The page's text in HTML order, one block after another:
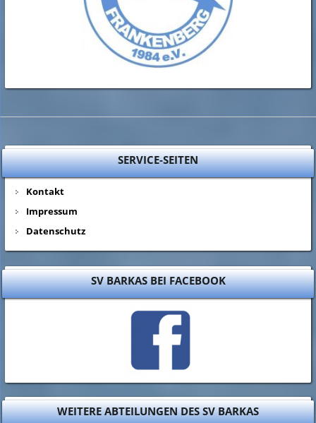
SERVICE-SEITEN
Kontakt
Impressum
Datenschutz
SV BARKAS BEI FACEBOOK
WEITERE ABTEILUNGEN DES SV BARKAS